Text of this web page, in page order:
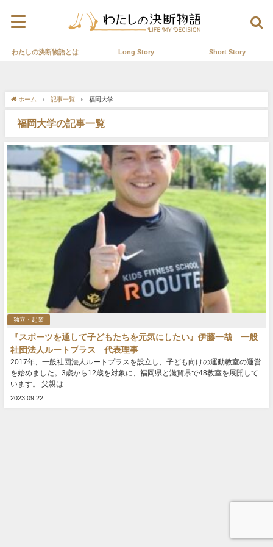
わたしの決断物語とは Long Story Short Story
ホーム 記事一覧 福岡大学
福岡大学の記事一覧
独立・起業
『スポーツを通して子どもたちを元気にしたい』伊藤一哉 一般
社団法人ルートプラス 代表理事
2017年、一般社団法人ルートプラスを設立し、子ども向けの運動教室の運営
を始めました。3歳から12歳を対象に、福岡県と滋賀県で48教室を展開して
います。 父親は...
2023.09.22